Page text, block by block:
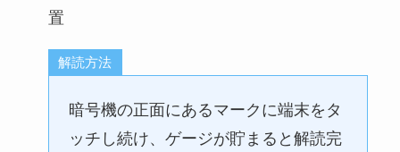
置
解読方法
暗号機の正面にあるマークに端末をタ
ッチし続け、ゲージが貯まると解読完